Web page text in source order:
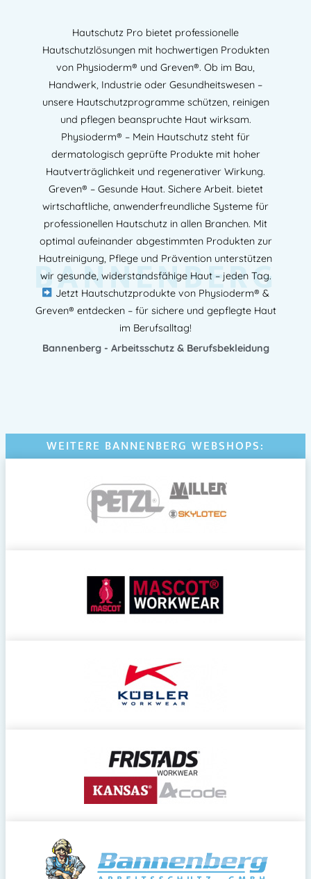
Hautschutz Pro bietet professionelle
Hautschutzlösungen mit hochwertigen Produkten
von Physioderm® und Greven®. Ob im Bau,
Handwerk, Industrie oder Gesundheitswesen –
unsere Hautschutzprogramme schützen, reinigen
und pflegen beanspruchte Haut wirksam.
Physioderm® – Mein Hautschutz steht für
dermatologisch geprüfte Produkte mit hoher
Hautverträglichkeit und regenerativer Wirkung.
Greven® – Gesunde Haut. Sichere Arbeit. bietet
wirtschaftliche, anwenderfreundliche Systeme für
professionellen Hautschutz in allen Branchen. Mit
optimal aufeinander abgestimmten Produkten zur
Hautreinigung, Pflege und Prävention unterstützen
wir gesunde, widerstandsfähige Haut – jeden Tag.
Jetzt Hautschutzprodukte von Physioderm® &
Greven® entdecken – für sichere und gepflegte Haut
im Berufsalltag!
Bannenberg - Arbeitsschutz & Berufsbekleidung
BANNENBERG
WEITERE BANNENBERG WEBSHOPS: